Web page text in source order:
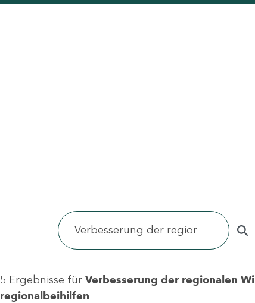
5 Ergebnisse für Verbesserung der regionalen
regionalbeihilfen